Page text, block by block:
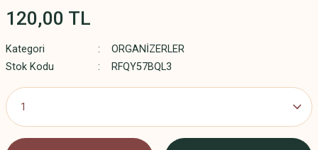
120,00 TL
Kategori
ORGANİZERLER
Stok Kodu
RFQY57BQL3